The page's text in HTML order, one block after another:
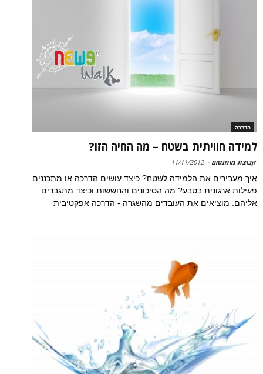
הדרכה
למידה חוויתית בשטח – מה החיה הזו?
קבוצת מומנטום -
11/11/2012
איך מעבירים את הלמידה לשטח? כיצד עושים הדרכה או מתכננים
פעילות ארגונית בטבע? מה הסיכונים והחששות וכיצד מתגברים
אליהם. מוציאים את העובדים מהשגרה - הדרכה אפקטיבית